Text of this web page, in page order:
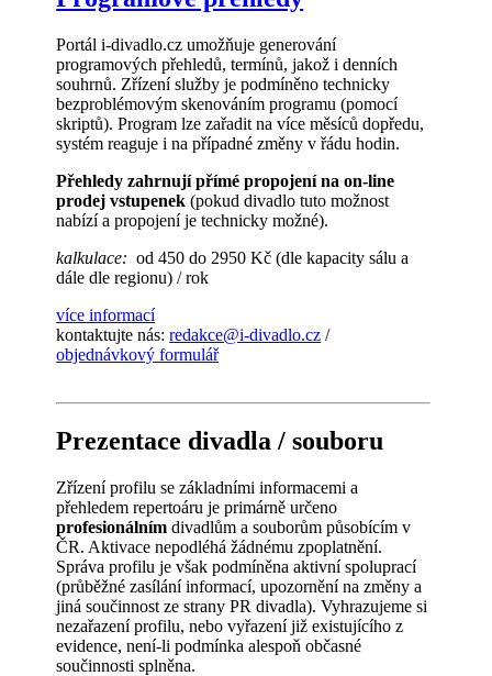
Portál i-divadlo.cz umožňuje generování
programových přehledů, termínů, jakož i denních
souhrnů. Zřízení služby je podmíněno technicky
bezproblémovým skenováním programu (pomocí
skriptů). Program lze zařadit na více měsíců dopředu,
systém reaguje i na případné změny v řádu hodin.
Přehledy zahrnují přímé propojení na on-line
prodej vstupenek (pokud divadlo tuto možnost
nabízí a propojení je technicky možné).
kalkulace: od 450 do 2950 Kč (dle kapacity sálu a
dále dle regionu) / rok
více informací
kontaktujte nás:redakce@i-divadlo.cz /
objednávkový formulář
Prezentace divadla / souboru
Zřízení profilu se základními informacemi a
přehledem repertoáru je primárně určeno
profesionálním divadlům a souborům působícím v
ČR. Aktivace nepodléhá žádnému zpoplatnění.
Správa profilu je však podmíněna aktivní spoluprací
(průběžné zasílání informací, upozornění na změny a
jiná součinnost ze strany PR divadla). Vyhrazujeme si
nezařazení profilu, nebo vyřazení již existujícího z
evidence, není-li podmínka alespoň občasné
součinnosti splněna.